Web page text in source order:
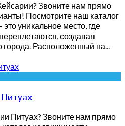
Звоните нам прямо
Посмотрите наш каталог
уникальное место, где
создавая
города. Расположенный на...
Питуах? Звоните нам прямо